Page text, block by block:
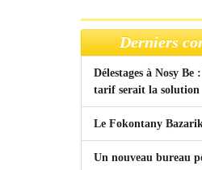
Derniers
Délestages à Nosy Be
tarif serait la solution
Le Fokontany
Un nouveau bureau